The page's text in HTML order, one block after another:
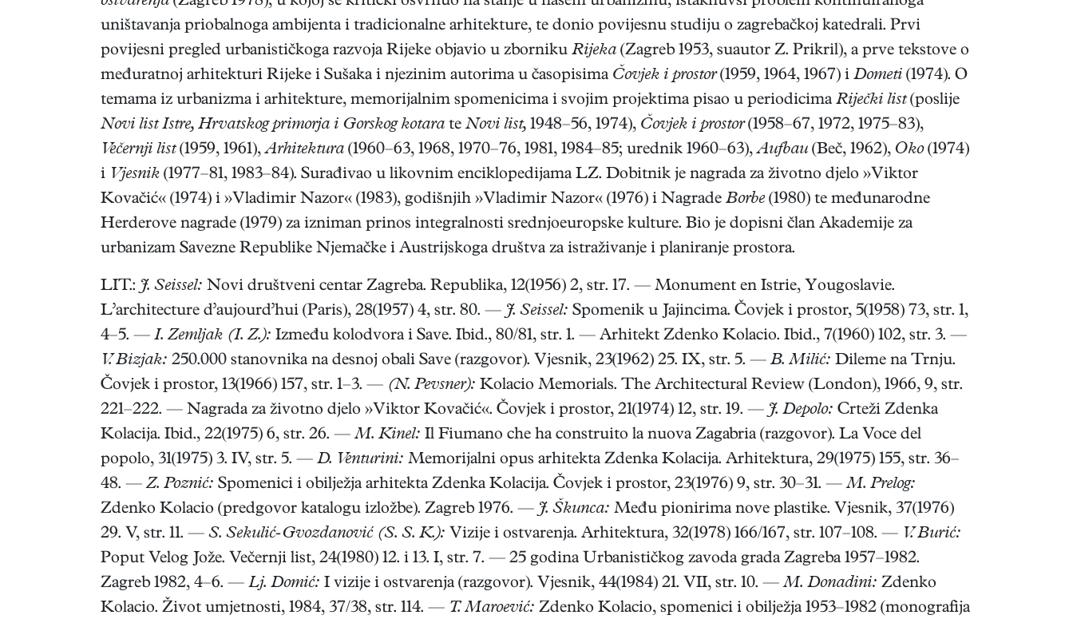
uništavanja priobalnoga ambijenta i tradicionalne arhitekture, te donio povijesnu studiju o zagrebačkoj katedrali. Prvi
povijesni pregled urbanističkoga razvoja Rijeke objavio u zborniku Rijeka (Zagreb 1953, suautor Z. Prikril), a prve tekstove o
međuratnoj arhitekturi Rijeke i Sušaka i njezinim autorima u časopisima Čovjek i prostor(1959, 1964, 1967) i Dometi (1974). O
temama iz urbanizma i arhitekture, memorijalnim spomenicima i svojim projektima pisao u periodicima Riječki list(poslije
Novi list Istre, Hrvatskog primorja i Gorskog kotara te Novi list, 1948–56, 1974), Čovjek i prostor(1958–67, 1972, 1975–83),
Večernji list(1959, 1961),Arhitektura (1960–63, 1968, 1970–76, 1981, 1984–85; urednik 1960–63),Aufbau (Beč, 1962), Oko(1974)
i Vjesnik (1977–81, 1983–84). Surađivao u likovnim enciklopedijama LZ. Dobitnik je nagrada za životno djelo »Viktor
Kovačić« (1974) i »Vladimir Nazor« (1983), godišnjih »Vladimir Nazor« (1976) i Nagrade Borbe (1980) te međunarodne
Herderove nagrade (1979) za izniman prinos integralnosti srednjoeuropske kulture. Bio je dopisni član Akademije za
urbanizam Savezne Republike Njemačke i Austrijskoga društva za istraživanje i planiranje prostora.
LIT.:J. Seissel: Novi društveni centar Zagreba. Republika, 12(1956) 2, str. 17. — Monument en Istrie, Yougoslavie.
L’architecture d’aujourd’hui (Paris), 28(1957) 4, str. 80. —J. Seissel: Spomenik u Jajincima. Čovjek i prostor, 5(1958) 73, str. 1,
4–5. — I. Zemljak (I. Z.): Između kolodvora i Save. Ibid., 80/81, str. 1. — Arhitekt Zdenko Kolacio. Ibid., 7(1960) 102, str. 3. —
V. Bizjak: 250.000 stanovnika na desnoj obali Save (razgovor). Vjesnik, 23(1962) 25. IX, str. 5. — B. Milić: Dileme na Trnju.
Čovjek i prostor, 13(1966) 157, str. 1–3. — (N. Pevsner): Kolacio Memorials. The Architectural Review (London), 1966, 9, str.
221–222. — Nagrada za životno djelo »Viktor Kovačić«. Čovjek i prostor, 21(1974) 12, str. 19. —J. Depolo: Crteži Zdenka
Kolacija. Ibid., 22(1975) 6, str. 26. —M. Kinel: Il Fiumano che ha construito la nuova Zagabria (razgovor). La Voce del
popolo, 31(1975) 3. IV, str. 5. — D. Venturini: Memorijalni opus arhitekta Zdenka Kolacija. Arhitektura, 29(1975) 155, str. 36–
48. —Z. Poznić: Spomenici i obilježja arhitekta Zdenka Kolacija. Čovjek i prostor, 23(1976) 9, str. 30–31. —M. Prelog:
Zdenko Kolacio (predgovor katalogu izložbe). Zagreb 1976. —J. Škunca: Među pionirima nove plastike. Vjesnik, 37(1976)
29. V, str. 11. — S. Sekulić-Gvozdanović (S. S. K.): Vizije i ostvarenja. Arhitektura, 32(1978) 166/167, str. 107–108. — V. Burić:
Poput Velog Jože. Večernji list, 24(1980) 12. i 13. I, str. 7. — 25 godina Urbanističkog zavoda grada Zagreba 1957–1982.
Zagreb 1982, 4–6. — Lj. Domić: I vizije i ostvarenja (razgovor). Vjesnik, 44(1984) 21. VII, str. 10. —M. Donadini: Zdenko
Kolacio. Život umjetnosti, 1984, 37/38, str. 114. — T. Maroević: Zdenko Kolacio, spomenici i obilježja 1953–1982 (monografija